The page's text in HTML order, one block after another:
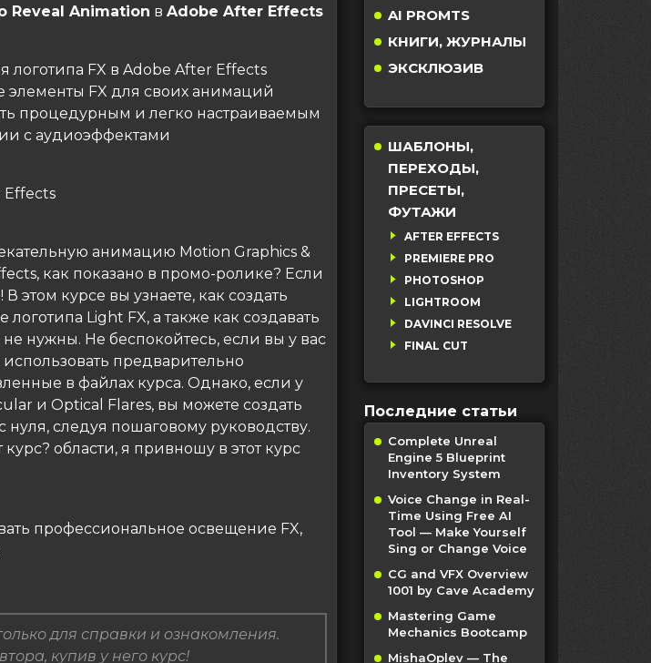
Reveal Animation в Adobe After Effects
FX в Adobe After Effects
элементы FX для своих анимаций
процедурным и легко настраиваемым
с аудиоэффектами
Effects
анимацию Motion Graphics &
как показано в промо-ролике? Если
этом курсе вы узнаете, как создать
Light FX, а также как создавать
нужны. Не беспокойтесь, если вы у вас
предварительно
в файлах курса. Однако, если у
и Optical Flares, вы можете создать
следуя пошаговому руководству.
области, я привношу в этот курс
профессиональное освещение FX,
для справки и ознакомления.
купив у него курс!
AI PROMTS
КНИГИ, ЖУРНАЛЫ
ЭКСКЛЮЗИВ
ШАБЛОНЫ,
ПЕРЕХОДЫ,
ПРЕСЕТЫ,
ФУТАЖИ
AFTER EFFECTS
PREMIERE PRO
PHOTOSHOP
LIGHTROOM
DAVINCI RESOLVE
FINAL CUT
Последние статьи
Complete Unreal
Engine 5 Blueprint
Inventory System
Voice Change in Real-
Time Using Free AI
Tool — Make Yourself
Sing or Change Voice
CG and VFX Overview
1001 by Cave Academy
Mastering Game
Mechanics Bootcamp
MishaOplev — The